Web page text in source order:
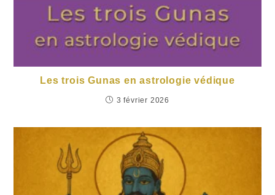
Les trois Gunas en astrologie védique
3 février 2026